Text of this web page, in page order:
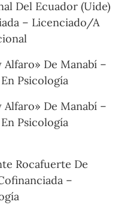
Del Ecuador (Uide)
– Licenciado/A
De Manabí –
Psicología
De Manabí –
Psicología
Rocafuerte De
–